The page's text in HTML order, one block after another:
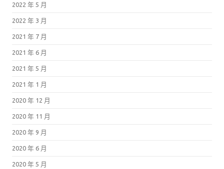
2022 年 5 月
2022 年 3 月
2021 年 7 月
2021 年 6 月
2021 年 5 月
2021 年 1 月
2020 年 12 月
2020 年 11 月
2020 年 9 月
2020 年 6 月
2020 年 5 月